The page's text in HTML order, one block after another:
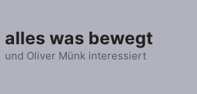
alles was bewegt
und Oliver Münk interessiert